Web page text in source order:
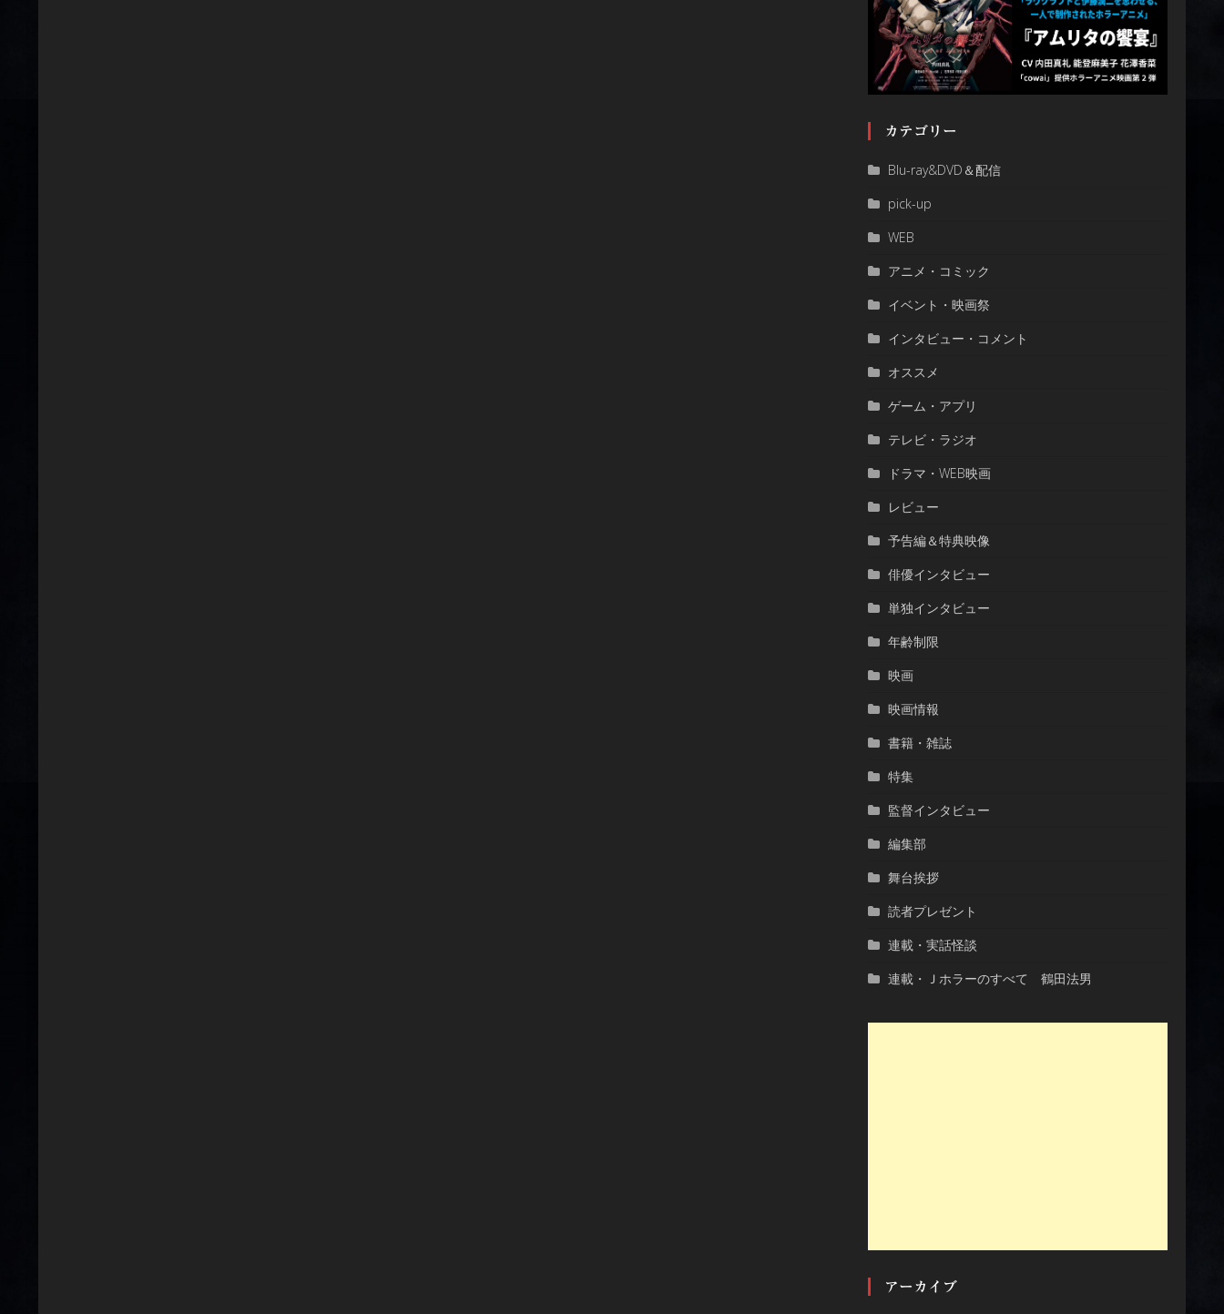
カテゴリー
Blu-ray&DVD＆配信
pick-up
WEB
アニメ・コミック
イベント・映画祭
インタビュー・コメント
オススメ
ゲーム・アプリ
テレビ・ラジオ
ドラマ・WEB映画
レビュー
予告編＆特典映像
俳優インタビュー
単独インタビュー
年齢制限
映画
映画情報
書籍・雑誌
特集
監督インタビュー
編集部
舞台挨拶
読者プレゼント
連載・実話怪談
連載・Ｊホラーのすべて 鶴田法男
アーカイブ